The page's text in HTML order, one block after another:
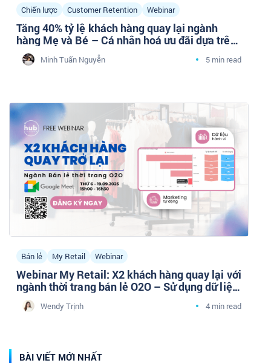
Chiến lược Customer Retention Webinar
Tăng 40% tỷ lệ khách hàng quay lại ngành
hàng Mẹ và Bé – Cá nhân hoá ưu đãi dựa trên
lịch sử mua
Minh Tuấn Nguyễn 5 min read
Bán lẻ My Retail Webinar
Webinar My Retail: X2 khách hàng quay lại với
ngành thời trang bán lẻ O2O – Sử dụng dữ liệu
hành vi & marketing tự động
Wendy Trịnh 4 min read
BÀI VIẾT MỚI NHẤT